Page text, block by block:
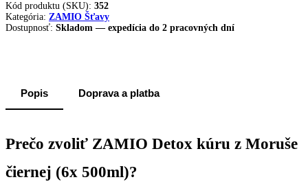
Kód produktu (SKU): 352
Kategória: ZAMIO Šťavy
Dostupnosť: Skladom — expedícia do 2 pracovných dní
Popis Doprava a platba
Prečo zvoliť ZAMIO Detox kúru z Moruše
čiernej (6x 500ml)?